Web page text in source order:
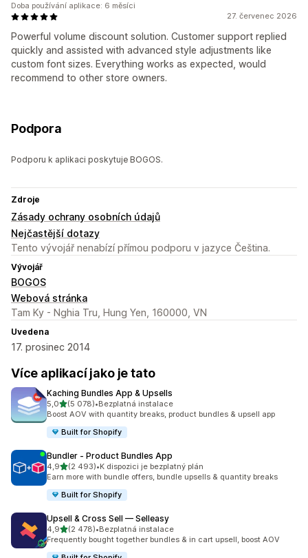
27. červenec 2026
Powerful volume discount solution. Customer support replied
quickly and assisted with advanced style adjustments like
custom font sizes. Everything works as expected, would
recommend to other store owners.
Doba používání aplikace: 6 měsíci
Podpora
Podporu k aplikaci poskytuje BOGOS.
Zdroje
Zásady ochrany osobních údajů
Nejčastější dotazy
Tento vývojář nenabízí přímou podporu v jazyce Čeština.
Vývojář
BOGOS
Webová stránka
Tam Ky - Nghia Tru, Hung Yen, 160000, VN
Uvedena
17. prosinec 2014
Více aplikací jako je tato
Kaching Bundles App & Upsells
5,0z 5 hvězd
(5 078)
Celkový počet recenzí: 5078
•Bezplatná instalace
Boost AOV with quantity breaks, product bundles & upsell app
Built for Shopify
Bundler ‑ Product Bundles App
4,9z 5 hvězd
(2 493)
Celkový počet recenzí: 2493
•K dispozici je bezplatný plán
Earn more with bundle offers, bundle upsells & quantity breaks
Built for Shopify
Upsell & Cross Sell — Selleasy
4,9z 5 hvězd
(2 478)
Celkový počet recenzí: 2478
•Bezplatná instalace
Frequently bought together bundles & in cart upsell, boost AOV